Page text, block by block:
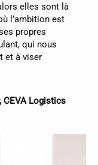
elles sont là
l’ambition est
propres
qui nous
et à viser
CEVA Logistics